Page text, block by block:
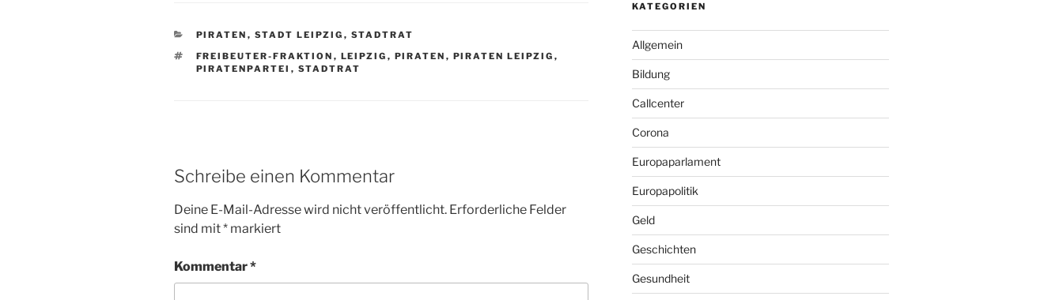
KATEGORIEN
PIRATEN , STADT LEIPZIG , STADTRAT
SCHLAGWÖRTER
FREIBEUTER-FRAKTION , LEIPZIG , PIRATEN , PIRATEN LEIPZIG ,
PIRATENPARTEI , STADTRAT
Schreibe einen Kommentar
Deine E-Mail-Adresse wird nicht veröffentlicht. Erforderliche Felder
sind mit* markiert
Kommentar*
KATEGORIEN
Allgemein
Bildung
Callcenter
Corona
Europaparlament
Europapolitik
Geld
Geschichten
Gesundheit